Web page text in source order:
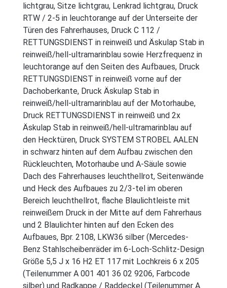
lichtgrau, Sitze lichtgrau, Lenkrad lichtgrau, Druck
RTW / 2-5 in leuchtorange auf der Unterseite der
Türen des Fahrerhauses, Druck C 112 /
RETTUNGSDIENST in reinweiß und Äskulap Stab in
reinweiß/hell-ultramarinblau sowie Herzfrequenz in
leuchtorange auf den Seiten des Aufbaues, Druck
RETTUNGSDIENST in reinweiß vorne auf der
Dachoberkante, Druck Äskulap Stab in
reinweiß/hell-ultramarinblau auf der Motorhaube,
Druck RETTUNGSDIENST in reinweiß und 2x
Äskulap Stab in reinweiß/hell-ultramarinblau auf
den Hecktüren, Druck SYSTEM STROBEL AALEN
in schwarz hinten auf dem Aufbau zwischen den
Rückleuchten, Motorhaube und A-Säule sowie
Dach des Fahrerhauses leuchthellrot, Seitenwände
und Heck des Aufbaues zu 2/3-tel im oberen
Bereich leuchthellrot, flache Blaulichtleiste mit
reinweißem Druck in der Mitte auf dem Fahrerhaus
und 2 Blaulichter hinten auf den Ecken des
Aufbaues, Bpr. 2108, LKW36 silber (Mercedes-
Benz Stahlscheibenräder im 6-Loch-Schlitz-Design
Größe 5,5 J x 16 H2 ET 117 mit Lochkreis 6 x 205
(Teilenummer A 001 401 36 02 9206, Farbcode
silber) und Radkappe / Raddeckel (Teilenummer A